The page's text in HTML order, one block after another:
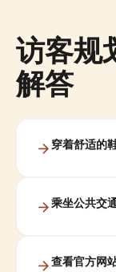
访客规
解答
穿着舒适的
乘坐公共交
查看官方网